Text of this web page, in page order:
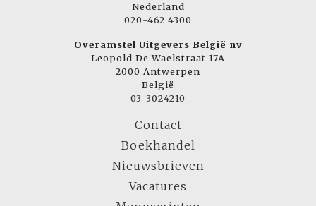
Nederland
020-462 4300
Overamstel Uitgevers België nv
Leopold De Waelstraat 17A
2000 Antwerpen
België
03-3024210
Contact
Boekhandel
Nieuwsbrieven
Vacatures